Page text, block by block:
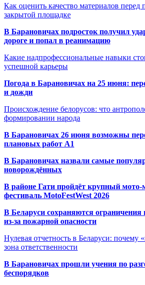
Как оценить качество материалов перед
закрытой площадке
В Барановичах подросток получил
дороге и попал в реанимацию
Какие надпрофессиональные навыки
успешной карьеры
Погода в Барановичах на 25 июня:
и дожди
Происхождение белорусов: что
формировании народа
В Барановичах 26 июня возможны
плановых работ A1
В Барановичах назвали самые
новорождённых
В районе Гати пройдёт крупный
фестиваль MotoFestWest 2026
В Беларуси сохраняются ограничения
из-за пожарной опасности
Нулевая отчетность в Беларуси: почему
зона ответственности
В Барановичах прошли учения по
беспорядков